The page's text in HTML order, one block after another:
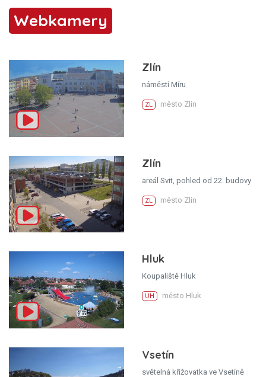
Webkamery
Zlín
náměstí Míru
ZL město Zlín
Zlín
areál Svit, pohled od 22. budovy
ZL město Zlín
Hluk
Koupaliště Hluk
UH město Hluk
Vsetín
světelná křižovatka ve Vsetíně